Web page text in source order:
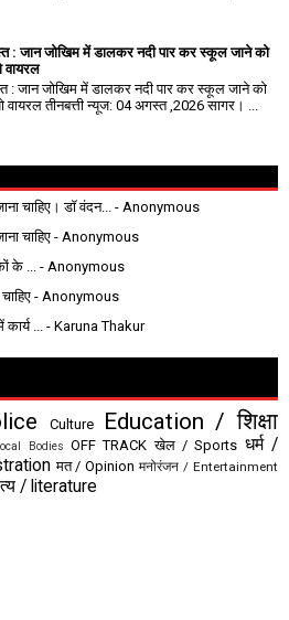
: जान जोखिम में डालकर नदी पार कर स्कूल जाने को
वायरल
: जान जोखिम में डालकर नदी पार कर स्कूल जाने को
वायरल तीनबत्ती न्यूज: 04 अगस्त ,2026 सागर। ...
चाहिए। डॉ वंदन... - Anonymous
चाहिए - Anonymous
के ... - Anonymous
- Anonymous
... - Karuna Thakur
Culture Education / शिक्षा
Bodies OFF TRACK खेल / Sports धर्म /
मत / Opinion मनोरंजन / Entertainment
/ literature